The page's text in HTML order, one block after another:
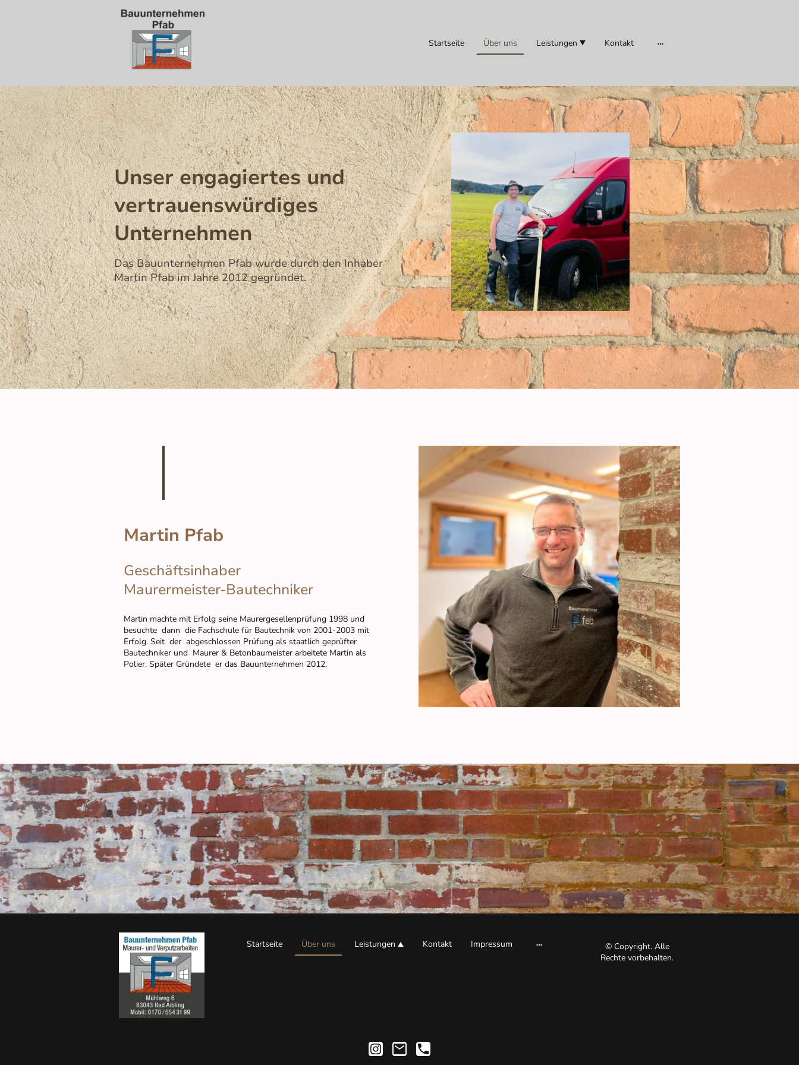
Startseite Über uns Leistungen Kontakt
Unser engagiertes und
vertrauenswürdiges
Unternehmen
Das Bauunternehmen Pfab wurde durch den Inhaber
Martin Pfab im Jahre 2012 gegründet.
Martin Pfab
Geschäftsinhaber
Maurermeister-Bautechniker
Martin machte mit Erfolg seine Maurergesellenprüfung 1998 und
besuchte dann die Fachschule für Bautechnik von 2001-2003 mit
Erfolg. Seit der abgeschlossen Prüfung als staatlich geprüfter
Bautechniker und Maurer & Betonbaumeister arbeitete Martin als
Polier. Später Gründete er das Bauunternehmen 2012.
Startseite Über uns Leistungen Kontakt Impressum
© Copyright. Alle
Rechte vorbehalten.